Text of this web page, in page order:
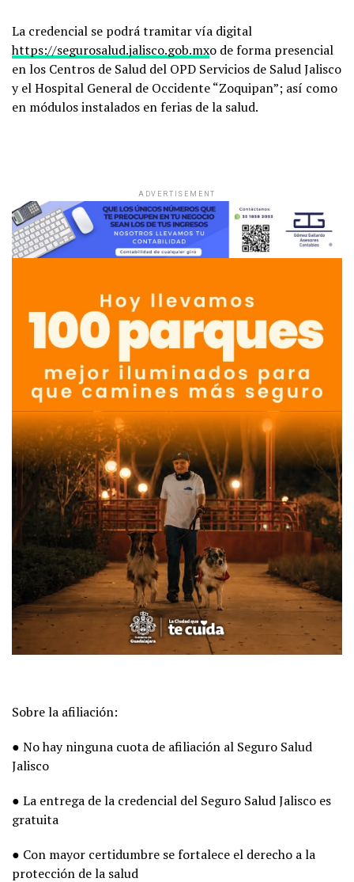
La credencial se podrá tramitar vía digital
https://segurosalud.jalisco.gob.mxo de forma presencial
en los Centros de Salud del OPD Servicios de Salud Jalisco
y el Hospital General de Occidente “Zoquipan”; así como
en módulos instalados en ferias de la salud.
ADVERTISEMENT
Sobre la afiliación:
● No hay ninguna cuota de afiliación al Seguro Salud
Jalisco
● La entrega de la credencial del Seguro Salud Jalisco es
gratuita
● Con mayor certidumbre se fortalece el derecho a la
protección de la salud